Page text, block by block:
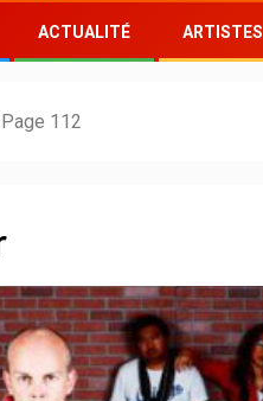
ACTUALITÉ ARTISTES
Page 112